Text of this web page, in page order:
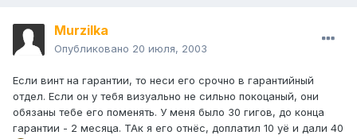
Murzilka
Опубликовано 20 июля, 2003
Если винт на гарантии, то неси его срочно в гарантийный
отдел. Если он у тебя визуально не сильно покоцаный, они
обязаны тебе его поменять. У меня было 30 гигов, до конца
гарантии - 2 месяца. ТАк я его отнёс, доплатил 10 уё и дали 40